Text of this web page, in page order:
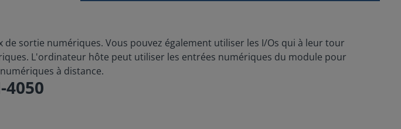
sortie numériques. Vous pouvez également utiliser les I/Os qui à leur tour
L'ordinateur hôte peut utiliser les entrées numériques du module pour
à distance.